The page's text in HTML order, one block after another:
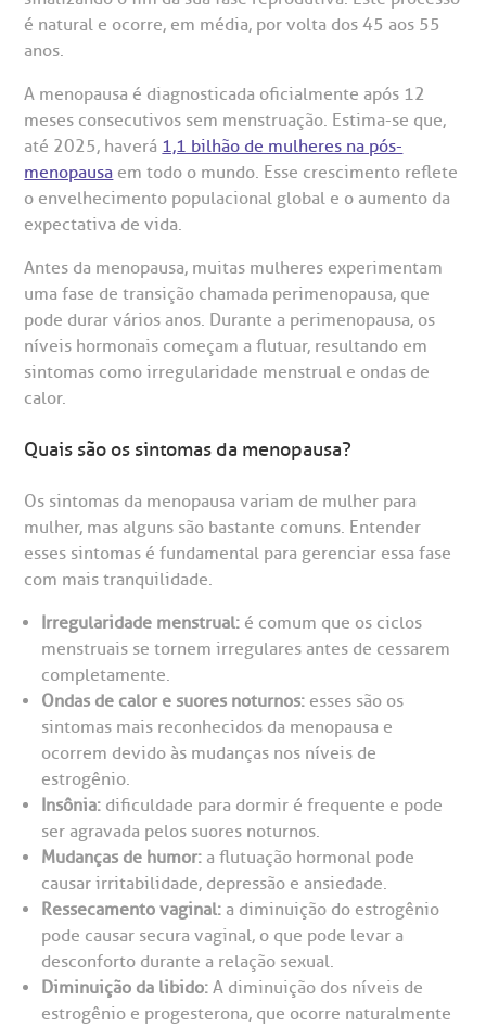
ouvidoria@bp.org.br
Fale Conosco
Endereço:
Rua Maestro Cardim, 769
CEP: 01323-001 | Bela Vista
São Paulo - SP
BP Mirante
R. Martiniano de Carvalho, 965
CEP: 01323-001 | Bela Vista
São Paulo - SP
Clínica Medicina da Mulher
Saiba mais
Endereço:
R. Colômbia, 332
corporativa
social
de Benchmarking
de Bioética
Telemedicina BP
Teleinterconsulta
Centro de Doenças Autoimunes
de cópia de prontuário médico
de orçamento particular
de veracidade de atestado
atendimento
frequentes
de Sangue
de órgãos
de cuidado
e perdidos
de Excelência em Ortopedia
é natural e ocorre, em média, por volta dos 45 aos 55
anos.
A menopausa é diagnosticada oficialmente após 12
meses consecutivos sem menstruação. Estima-se que,
até 2025, haverá 1,1 bilhão de mulheres na pós-
menopausa em todo o mundo. Esse crescimento reflete
o envelhecimento populacional global e o aumento da
expectativa de vida.
Antes da menopausa, muitas mulheres experimentam
uma fase de transição chamada perimenopausa, que
pode durar vários anos. Durante a perimenopausa, os
níveis hormonais começam a flutuar, resultando em
sintomas como irregularidade menstrual e ondas de
calor.
Quais são os sintomas da menopausa?
Os sintomas da menopausa variam de mulher para
mulher, mas alguns são bastante comuns. Entender
esses sintomas é fundamental para gerenciar essa fase
com mais tranquilidade.
Irregularidade menstrual: é comum que os ciclos
menstruais se tornem irregulares antes de cessarem
completamente.
Ondas de calor e suores noturnos: esses são os
sintomas mais reconhecidos da menopausa e
ocorrem devido às mudanças nos níveis de
estrogênio.
Insônia: dificuldade para dormir é frequente e pode
ser agravada pelos suores noturnos.
Mudanças de humor: a flutuação hormonal pode
causar irritabilidade, depressão e ansiedade.
Ressecamento vaginal: a diminuição do estrogênio
pode causar secura vaginal, o que pode levar a
desconforto durante a relação sexual.
Diminuição da libido: A diminuição dos níveis de
estrogênio e progesterona, que ocorre naturalmente